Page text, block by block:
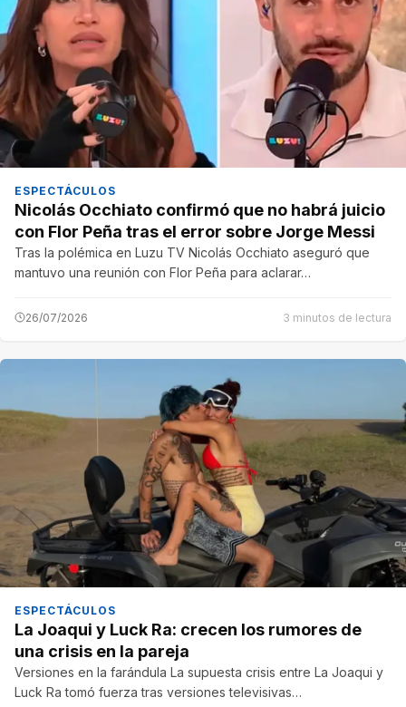
ESPECTÁCULOS
Nicolás Occhiato confirmó que no habrá juicio
con Flor Peña tras el error sobre Jorge Messi
Tras la polémica en Luzu TV Nicolás Occhiato aseguró que
mantuvo una reunión con Flor Peña para aclarar…
26/07/2026 3 minutos de lectura
ESPECTÁCULOS
La Joaqui y Luck Ra: crecen los rumores de
una crisis en la pareja
Versiones en la farándula La supuesta crisis entre La Joaqui y
Luck Ra tomó fuerza tras versiones televisivas…